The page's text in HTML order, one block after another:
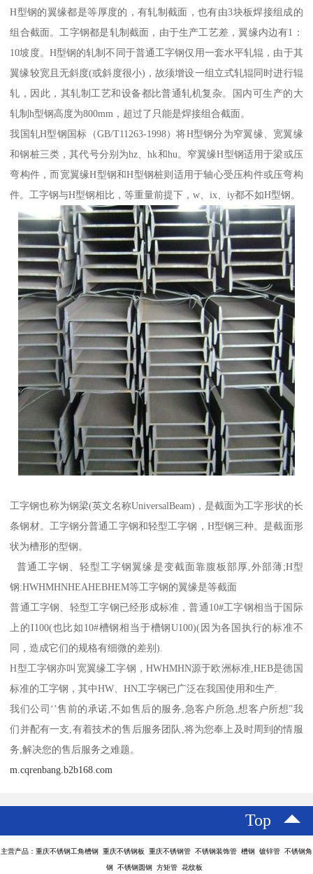
H型钢的翼缘都是等厚度的，有轧制截面，也有由3块板焊接组成的
组合截面。工字钢都是轧制截面，由于生产工艺差，翼缘内边有1：
10坡度。H型钢的轧制不同于普通工字钢仅用一套水平轧辊，由于其
翼缘较宽且无斜度(或斜度很小)，故须增设一组立式轧辊同时进行辊
轧，因此，其轧制工艺和设备都比普通轧机复杂。国内可生产的大
轧制h型钢高度为800mm，超过了只能是焊接组合截面。
我国轧H型钢国标（GB/T11263-1998）将H型钢分为窄翼缘、宽翼缘
和钢桩三类，其代号分别为hz、hk和hu。窄翼缘H型钢适用于梁或压
弯构件，而宽翼缘H型钢和H型钢桩则适用于轴心受压构件或压弯构
件。工字钢与H型钢相比，等重量前提下，w、ix、iy都不如H型钢。
工字钢也称为钢梁(英文名称UniversalBeam)，是截面为工字形状的长
条钢材。工字钢分普通工字钢和轻型工字钢，H型钢三种。是截面形
状为槽形的型钢。
普通工字钢、轻型工字钢翼缘是变截面靠腹板部厚,外部薄;H型
钢:HWHMHNHEAHEBHEM等工字钢的翼缘是等截面
普通工字钢、轻型工字钢已经形成标准，普通10#工字钢相当于国际
上的I100(也比如10#槽钢相当于槽钢U100)(因为各国执行的标准不
同，造成它们的规格有细微的差别).
H型工字钢亦叫宽翼缘工字钢，HWHMHN源于欧洲标准,HEB是德国
标准的工字钢，其中HW、HN工字钢已广泛在我国使用和生产.
我们公司‘’售前的承诺,不如售后的服务,急客户所急,想客户所想”我
们并配有一支,有着技术的售后服务团队,将为您奉上及时周到的情服
务,解决您的售后服务之难题。
m.cqrenbang.b2b168.com
Top
主营产品：重庆不锈钢工角槽钢 重庆不锈钢板 重庆不锈钢管 不锈钢装饰管 槽钢 镀锌管 不锈钢角
钢 不锈钢圆钢 方矩管 花纹板